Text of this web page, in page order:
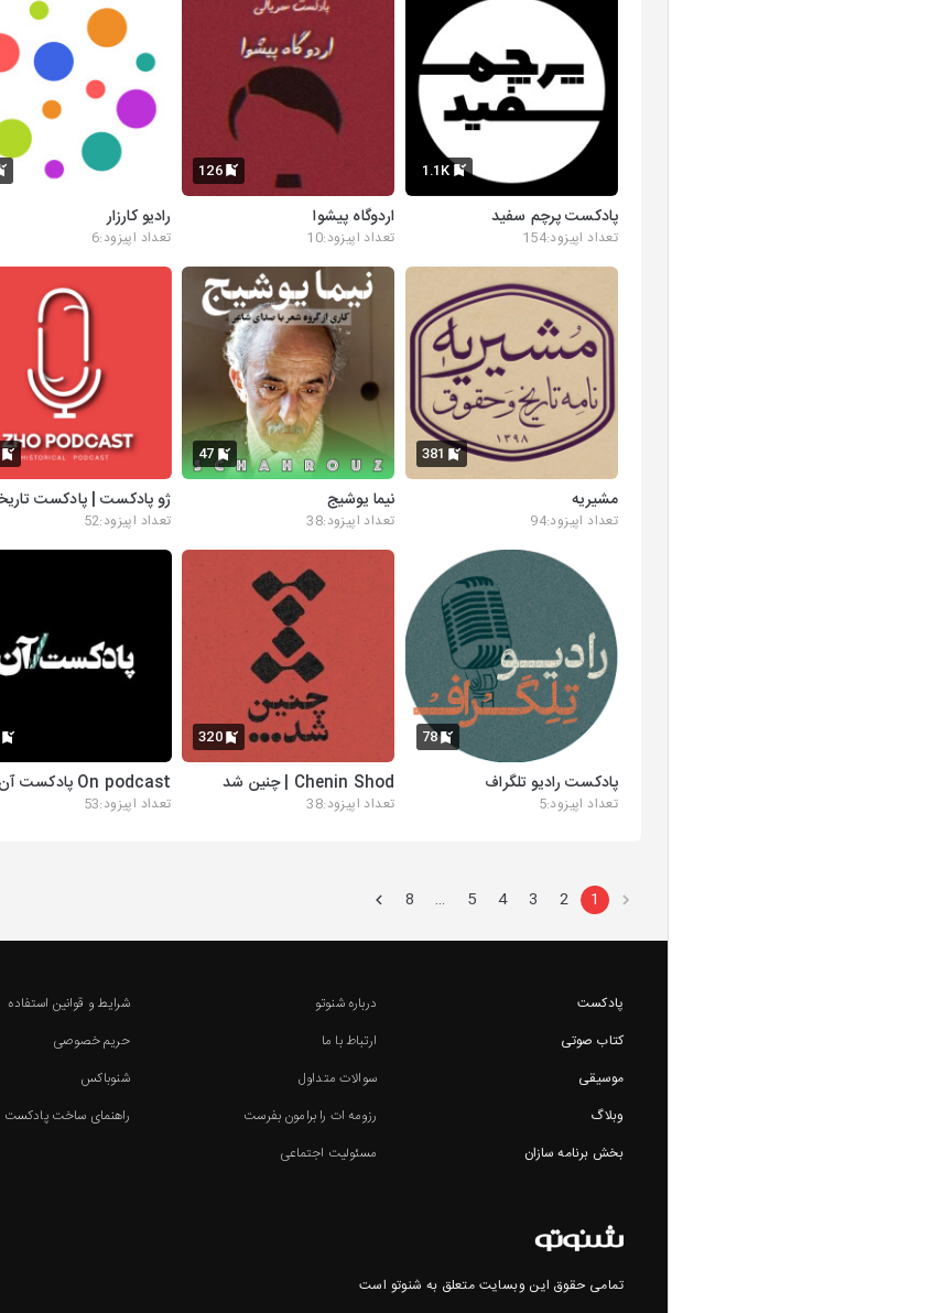
1.1K
پادکست پرچم سفید
تعداد اپیزود:154
126
اردوگاه پیشوا
تعداد اپیزود:10
رادیو کارزار
تعداد اپیزود:6
381
مشیریه
تعداد اپیزود:94
47
نیما یوشیج
تعداد اپیزود:38
ژو پادکست | پادکست
تعداد اپیزود:52
78
پادکست رادیو تلگراف
تعداد اپیزود:5
320
Chenin Shod | چنین شد
تعداد اپیزود:38
On podcast پادکست آن
تعداد اپیزود:53
1
2
3
4
5
…
8
پادکست
کتاب صوتی
موسیقی
وبلاگ
بخش برنامه سازان
درباره شنوتو
ارتباط با ما
سوالات متداول
رزومه ات را برامون بفرست
مسئولیت اجتماعی
شرایط و قوانین استفاده
حریم خصوصی
شنوباکس
راهنمای ساخت پادکست
تمامی حقوق این وبسایت متعلق به شنوتو است